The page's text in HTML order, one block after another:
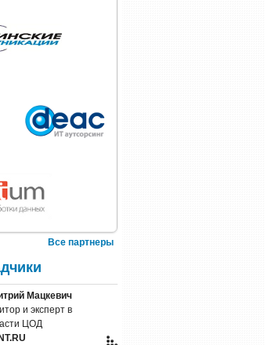
Все партнеры
Мацкевич
и эксперт в
ЦОД